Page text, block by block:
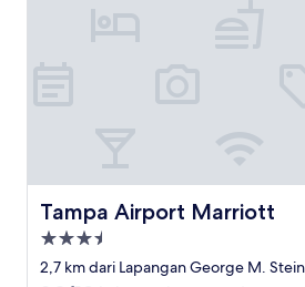
Tampa Airport Marriott
Tampa Airport Marriott
Properti
bintang
2,7 km dari Lapangan George M.